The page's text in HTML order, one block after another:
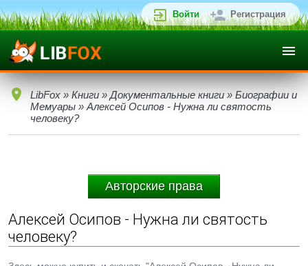
Войти Регистрация
LibFox » Книги » Документальные книги » Биографии и
Мемуары » Алексей Осипов - Нужна ли святость
человеку?
Авторские права
Алексей Осипов - Нужна ли святость
человеку?